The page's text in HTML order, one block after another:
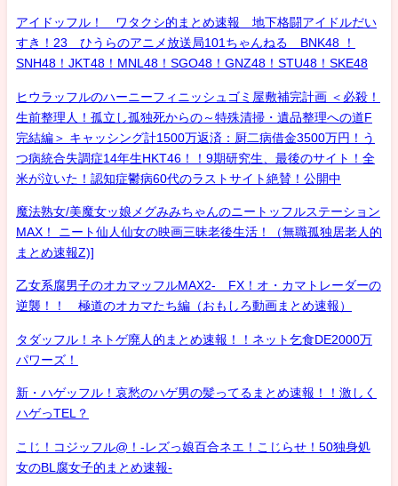
アイドッフル！ ワタクシ的まとめ速報 地下格闘アイドルだい
すき！23 ひうらのアニメ放送局101ちゃんねる BNK48 ！
SNH48！JKT48！MNL48！SGO48！GNZ48！STU48！SKE48
ヒウラッフルのハーニーフィニッシュゴミ屋敷補完計画 ＜必殺！
生前整理人！孤立し孤独死からの～特殊清掃・遺品整理への道F
完結編＞ キャッシング計1500万返済：厨二病借金3500万円！う
つ病統合失調症14年生HKT46！！9期研究生、最後のサイト！全
米が泣いた！認知症鬱病60代のラストサイト絶賛！公開中
魔法熟女/美魔女ッ娘メグみみちゃんのニートッフルステーション
MAX！ ニート仙人仙女の映画三昧老後生活！（無職孤独居老人的
まとめ速報Z)]
乙女系腐男子のオカマッフルMAX2- FX！オ・カマトレーダーの
逆襲！！ 極道のオカマたち編（おもしろ動画まとめ速報）
タダッフル！ネトゲ廃人的まとめ速報！！ネット乞食DE2000万
パワーズ！
新・ハゲッフル！哀愁のハゲ男の髪ってるまとめ速報！！激しく
ハゲっTEL？
こじ！コジッフル@！-レズっ娘百合ネエ！こじらせ！50独身処
女のBL腐女子的まとめ速報-